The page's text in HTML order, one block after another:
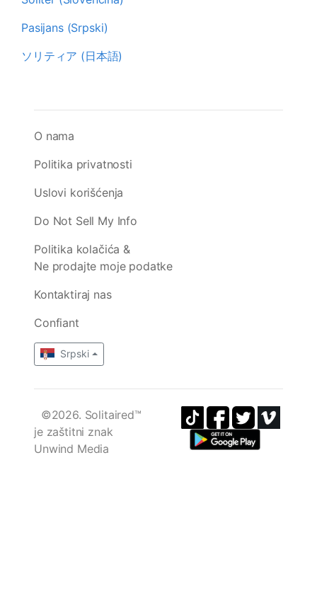
Pasijans (Srpski)
ソリティア (日本語)
O nama
Politika privatnosti
Uslovi korišćenja
Do Not Sell My Info
Politika kolačića &
Ne prodajte moje podatke
Kontaktiraj nas
Confiant
Srpski
©2026. Solitaired™
je zaštitni znak
Unwind Media